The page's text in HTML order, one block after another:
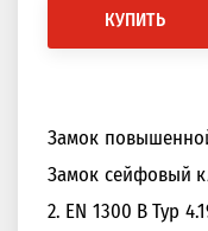
КУПИТЬ
Замок
Замок сейфовый
2. EN 1300 B Typ